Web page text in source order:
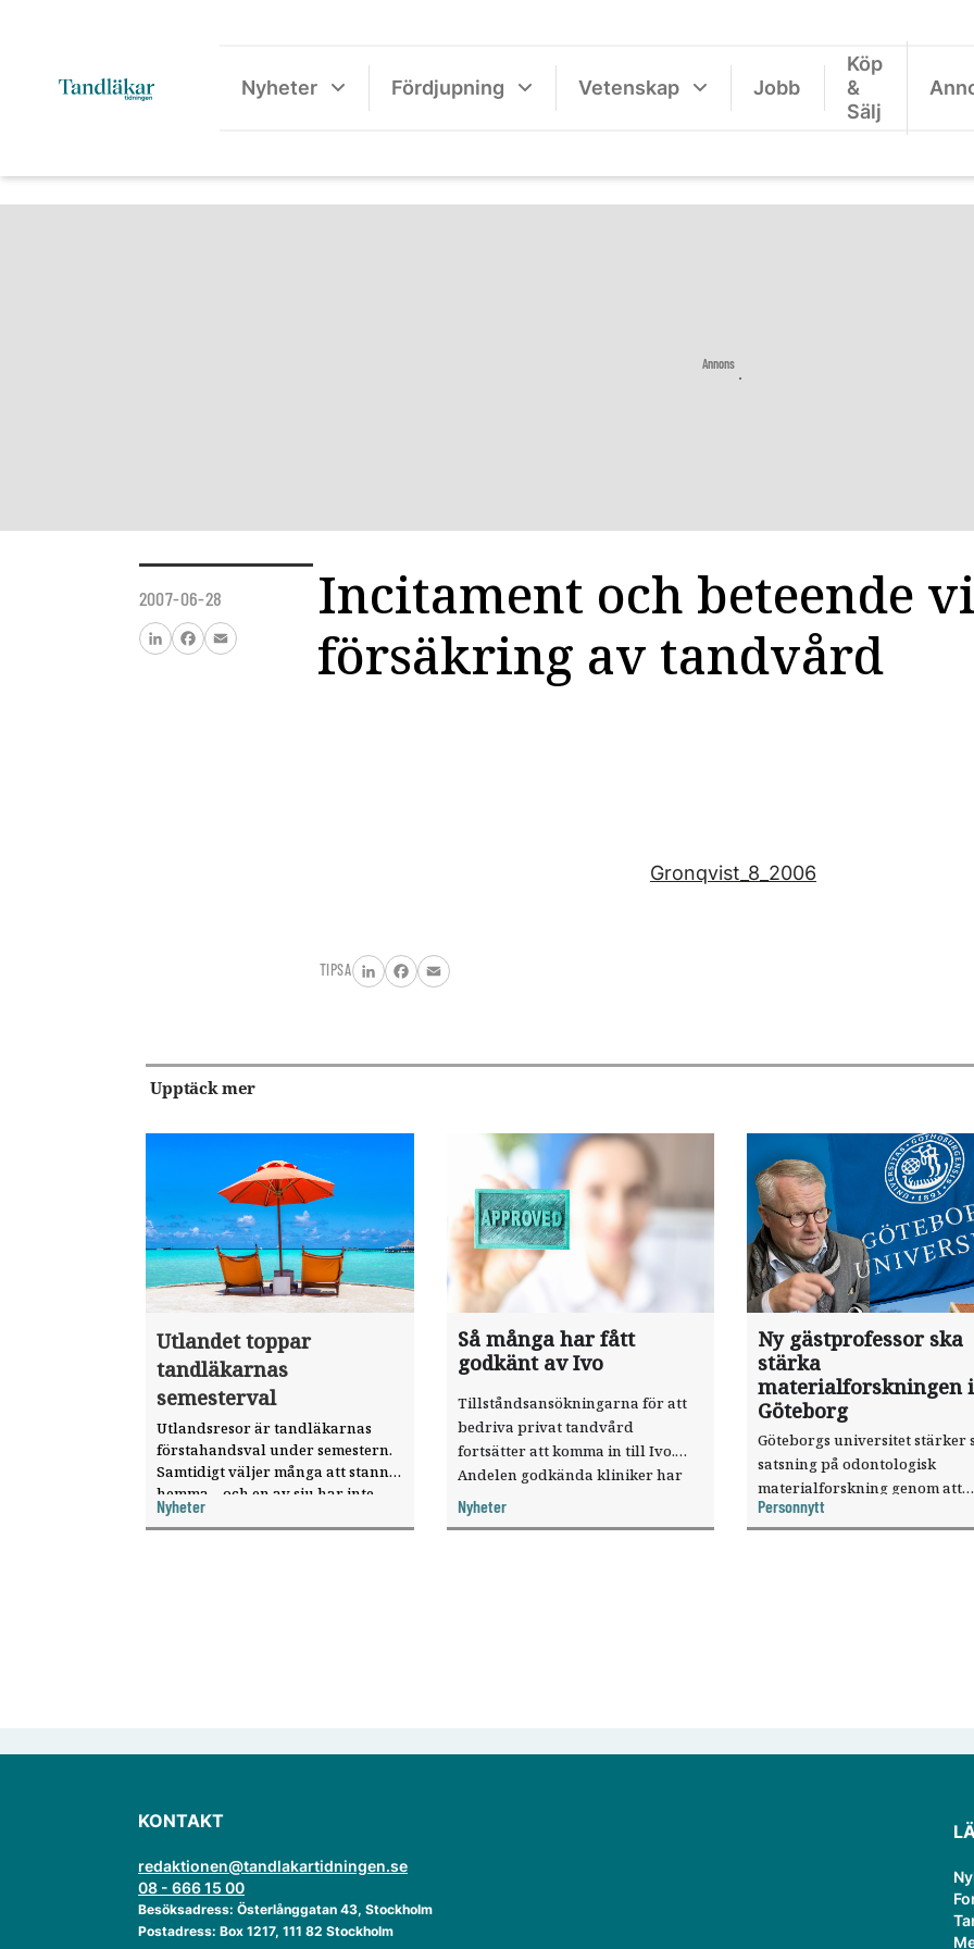
Nyheter Fördjupning Vetenskap Jobb
Köp
&
Sälj
Annons
2007-06-28
FacebookEmail
Incitament och beteende
försäkring av tandvård
Gronqvist_8_2006
TIPSA
LinkedInFacebook
Email
Upptäck mer
Utlandet toppar
tandläkarnas
semesterval
Utlandsresor är tandläkarnas
förstahandsval under semestern.
Samtidigt väljer många att stanna
hemma – och en av sju har inte
haft någon sommarledighet alls,
enligt "månadens fråga".
Nyheter
Så många har fått
godkänt av Ivo
Tillståndsansökningarna för att
bedriva privat tandvård
fortsätter att komma in till Ivo.
Andelen godkända kliniker har
ökat, visar nya siffror.
Nyheter
Ny gästprofessor ska
stärka
materialforskningen i
Göteborg
Göteborgs universitet stärker
satsning på odontologisk
materialforskning genom att
knyta forskaren Pekka
verksamheten som
Personnytt
KONTAKT
redaktionen@tandlakartidningen.se
08 - 666 15 00
Besöksadress: Österlånggatan 43, Stockholm
Postadress: Box 1217, 111 82 Stockholm